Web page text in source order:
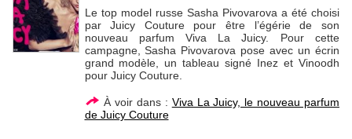
Le top model russe Sasha Pivovarova a été choisi
par Juicy Couture pour être l’égérie de son
nouveau parfum Viva La Juicy. Pour cette
campagne, Sasha Pivovarova pose avec un écrin
grand modèle, un tableau signé Inez et Vinoodh
pour Juicy Couture.
À voir dans : Viva La Juicy, le nouveau parfum
de Juicy Couture